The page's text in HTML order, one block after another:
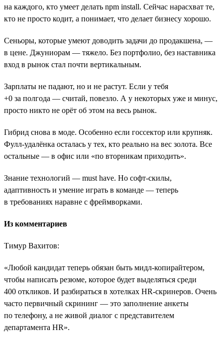
на каждого, кто умеет делать npm install. Сейчас нарасхват те,
кто не просто кодит, а понимает, что делает бизнесу хорошо.
Сеньоры, которые умеют доводить задачи до продакшена, —
в цене. Джуниорам — тяжело. Без портфолио, без наставника
вход в рынок стал почти вертикальным.
Зарплаты не падают, но и не растут. Если у тебя
+0 за полгода — считай, повезло. А у некоторых уже и минус,
просто никто не орёт об этом на весь рынок.
Гибрид снова в моде. Особенно если госсектор или крупняк.
Фулл-удалёнка осталась у тех, кто реально на вес золота. Все
остальные — в офис или «по вторникам приходить».
Знание технологий — must have. Но софт-скилы,
адаптивность и умение играть в команде — теперь
в требованиях наравне с фреймворками.
Из комментариев
Тимур Вахитов:
«Любой кандидат теперь обязан быть мидл-копирайтером,
чтобы написать резюме, которое будет выделяться среди
400 откликов. И разбираться в хотелках HR-скринеров. Очень
часто первичный скрининг ― это заполнение анкеты
по телефону, а не живой диалог с представителем
департамента HR».